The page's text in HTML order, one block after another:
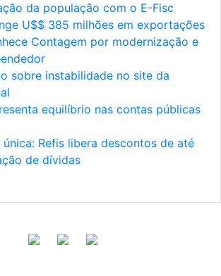
da população com o E-Fisc
U$$ 385 milhões em exportações
Contagem por modernização e
sobre instabilidade no site da
equilíbrio nas contas públicas
Refis libera descontos de até
de dívidas